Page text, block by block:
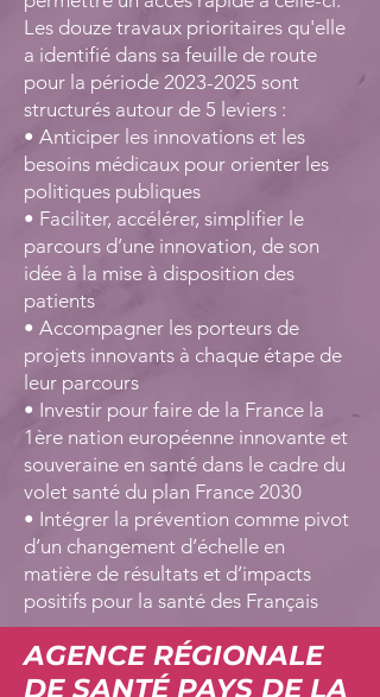
AGENCE RÉGIONALE
DE SANTÉ PAYS DE LA
Les douze travaux prioritaires qu'elle
a identifié dans sa feuille de route
pour la période 2023-2025 sont
structurés autour de 5 leviers :
• Anticiper les innovations et les
besoins médicaux pour orienter les
politiques publiques
• Faciliter, accélérer, simplifier le
parcours d’une innovation, de son
idée à la mise à disposition des
patients
• Accompagner les porteurs de
projets innovants à chaque étape de
leur parcours
• Investir pour faire de la France la
1ère nation européenne innovante et
souveraine en santé dans le cadre du
volet santé du plan France 2030
• Intégrer la prévention comme pivot
d’un changement d’échelle en
matière de résultats et d’impacts
positifs pour la santé des Français